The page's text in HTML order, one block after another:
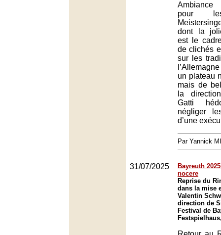
pour
dont la
est le
de clichés
sur les
un plateau
mais de
la
Gatti
négliger
d’une
Par Yannick
31/07/2025
Bayreuth
nocere
Reprise du
dans la mise
Valentin
direction de
Festival de